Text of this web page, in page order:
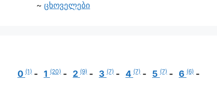
ცხოველები
0 (1) 1 (20) 2 (9) 3 (7) 4 (7) 5 (7) 6 (6)